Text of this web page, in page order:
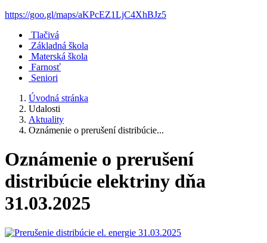
https://goo.gl/maps/aKPcEZ1LjC4XhBJz5
Tlačivá
Základná škola
Materská škola
Farnosť
Seniori
Úvodná stránka
Udalosti
Aktuality
Oznámenie o prerušení distribúcie...
Oznámenie o prerušení
distribúcie elektriny dňa
31.03.2025